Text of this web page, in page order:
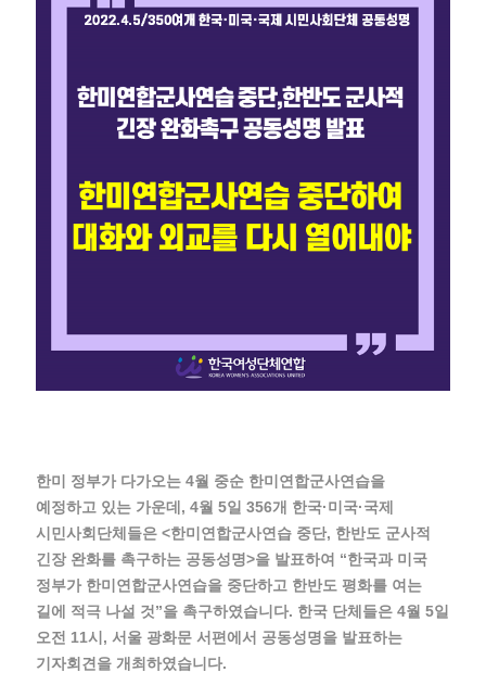
한미 정부가 다가오는 4월 중순 한미연합군사연습을
예정하고 있는 가운데, 4월 5일 356개 한국·미국·국제
시민사회단체들은 <한미연합군사연습 중단, 한반도 군사적
긴장 완화를 촉구하는 공동성명>을 발표하여 “한국과 미국
정부가 한미연합군사연습을 중단하고 한반도 평화를 여는
길에 적극 나설 것”을 촉구하였습니다. 한국 단체들은 4월 5일
오전 11시, 서울 광화문 서편에서 공동성명을 발표하는
기자회견을 개최하였습니다.